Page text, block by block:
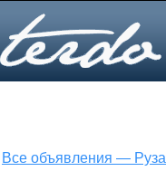
Все объявления — Руза